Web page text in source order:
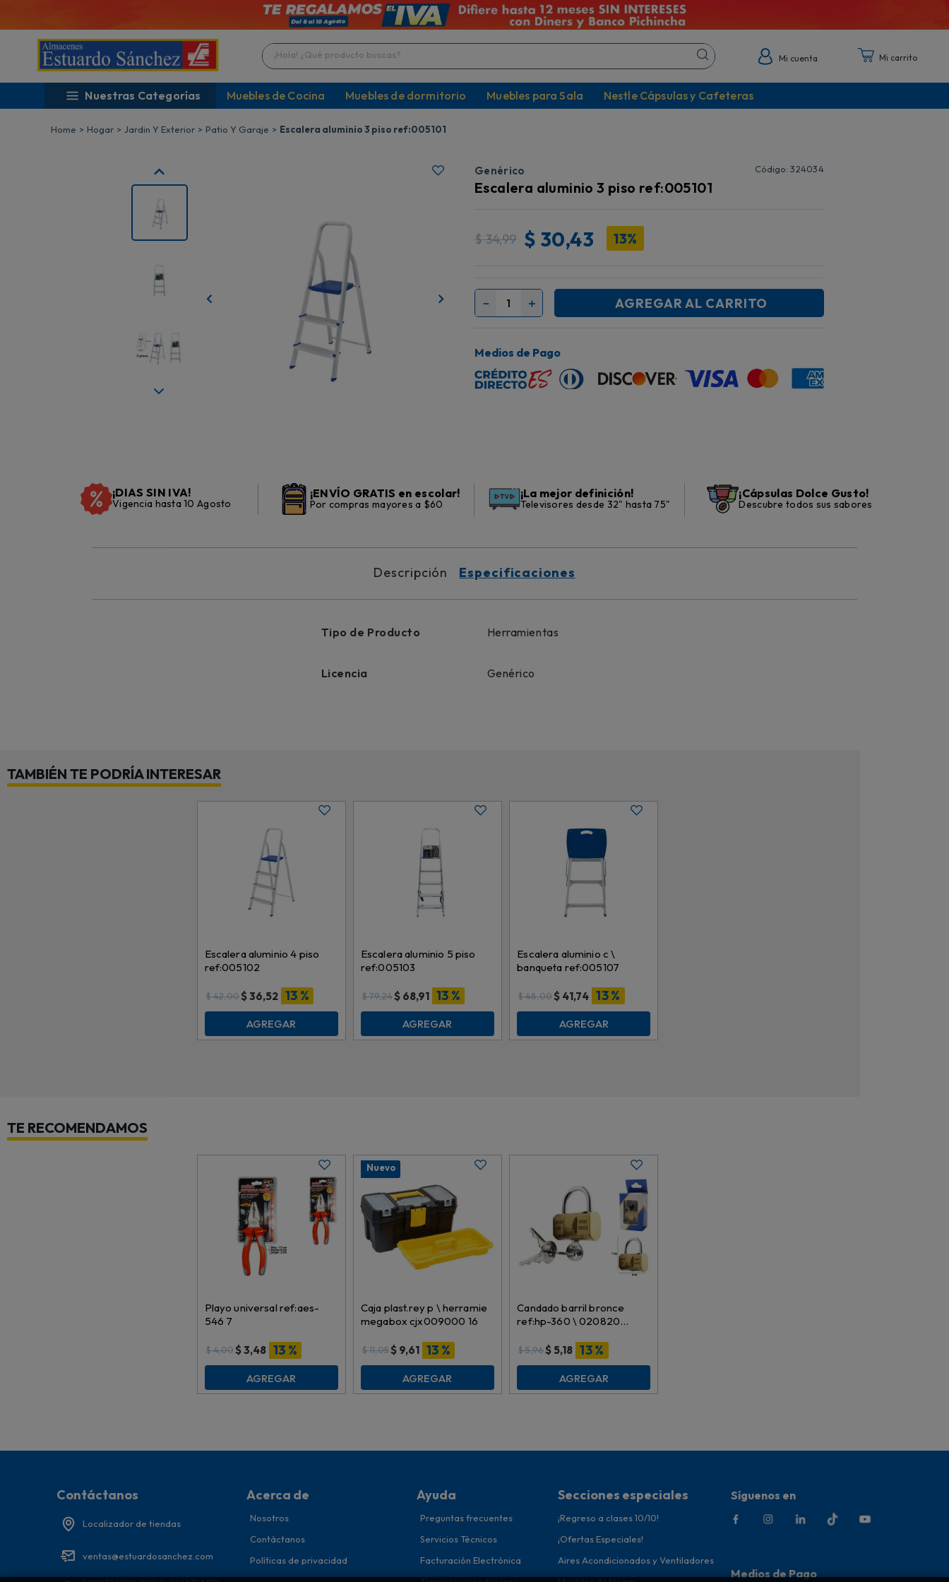
¡Hola! ¿Qué producto buscas?
Mi cuenta
Nuestras Categorías Muebles de Cocina Muebles de dormitorio Muebles para Sala Nestle Cápsulas y Cafeteras
Hogar Jardin Y Exterior Patio Y Garaje Escalera aluminio 3 piso ref:005101
Genérico : 324034
Escalera aluminio 3 piso ref:005101
$34,99 $ 30,43 13%
＋
－ AGREGAR AL CARRITO
Medios de Pago
¡DIAS SIN IVA!
Vigencia hasta 10 Agosto
¡ENVÍO GRATIS en escolar!
Por compras mayores a $60
¡La mejor definición!
Televisores desde 32" hasta 75"
¡Cápsulas Dolce Gusto!
Descubre todos sus sabores
Descripción Especificaciones
Tipo de Producto Herramientas
Licencia Genérico
TAMBIÉN TE PODRÍA INTERESAR
Escalera aluminio 4 piso
ref:005102
$42,00$36,52 13 %
AGREGAR
Escalera aluminio 5 piso
ref:005103
$79,24$ 68,91 13 %
AGREGAR
Escalera aluminio c \
banqueta ref:005107
$48,00$ 41,74 13 %
AGREGAR
TE RECOMENDAMOS
Playo universal ref:aes-
546 7
$4,00$3,48 13 %
AGREGAR
Nuevo
Caja plast.rey p \ herramie
megabox cjx009000 16
$11,05$ 9,61 13 %
AGREGAR
Candado barril bronce
ref:hp-360 \ 020820
$5,96$ 5,18 13 %
AGREGAR
Contáctanos
Localizador de tiendas
ventas@estuardosanchez.com
Acerca de
Nosotros
Contáctanos
Políticas de privacidad
Ayuda
Preguntas frecuentes
Servicios Técnicos
Facturación Electrónica
Secciones especiales
¡Regreso a clases 10/10!
¡Ofertas Especiales!
Aires Acondicionados y Ventiladores
Síguenos en
Medios de Pago